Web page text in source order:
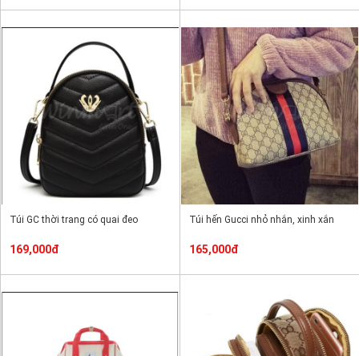
Túi GC thời trang có quai đeo
169,000đ
Túi hến Gucci nhỏ nhắn, xinh xắn
165,000đ